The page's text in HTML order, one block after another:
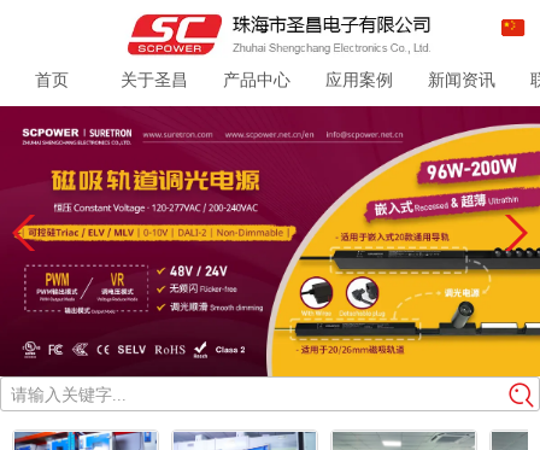
首页 关于圣昌 产品中心 应用案例 新闻资讯
请输入关键字...